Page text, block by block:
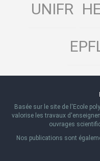
UNIFR
Basée sur le site de l'Ecole
valorise les travaux
ouvrages
Nos publications sont